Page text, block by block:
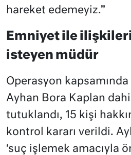
hareket edemeyiz.”
Emniyet ile
isteyen müdür
Operasyon
Ayhan Bora Kaplan
tutuklandı, 15 kişi
kontrol kararı verildi.
‘suç işlemek amacıyla